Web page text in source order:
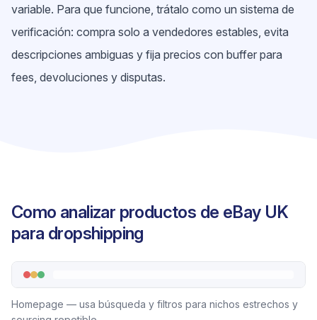
variable. Para que funcione, trátalo como un sistema de
verificación: compra solo a vendedores estables, evita
descripciones ambiguas y fija precios con buffer para
fees, devoluciones y disputas.
Como analizar productos de eBay UK
para dropshipping
Homepage — usa búsqueda y filtros para nichos estrechos y